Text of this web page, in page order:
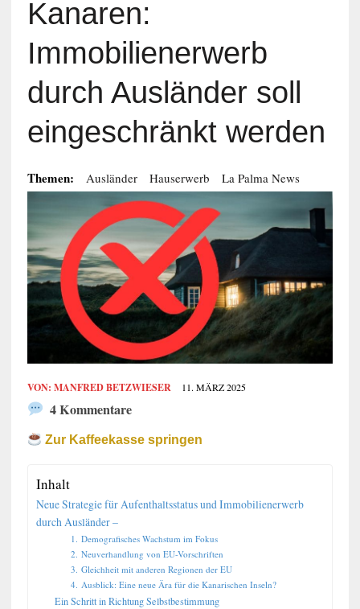
Kanaren:
Immobilienerwerb
durch Ausländer soll
eingeschränkt werden
Themen: Ausländer Hauserwerb La Palma News
VON: MANFRED BETZWIESER 11. MÄRZ 2025
4 Kommentare
Zur Kaffeekasse springen
Inhalt
Neue Strategie für Aufenthaltsstatus und Immobilienerwerb
durch Ausländer –
1. Demografisches Wachstum im Fokus
2. Neuverhandlung von EU-Vorschriften
3. Gleichheit mit anderen Regionen der EU
4. Ausblick: Eine neue Ära für die Kanarischen Inseln?
Ein Schritt in Richtung Selbstbestimmung